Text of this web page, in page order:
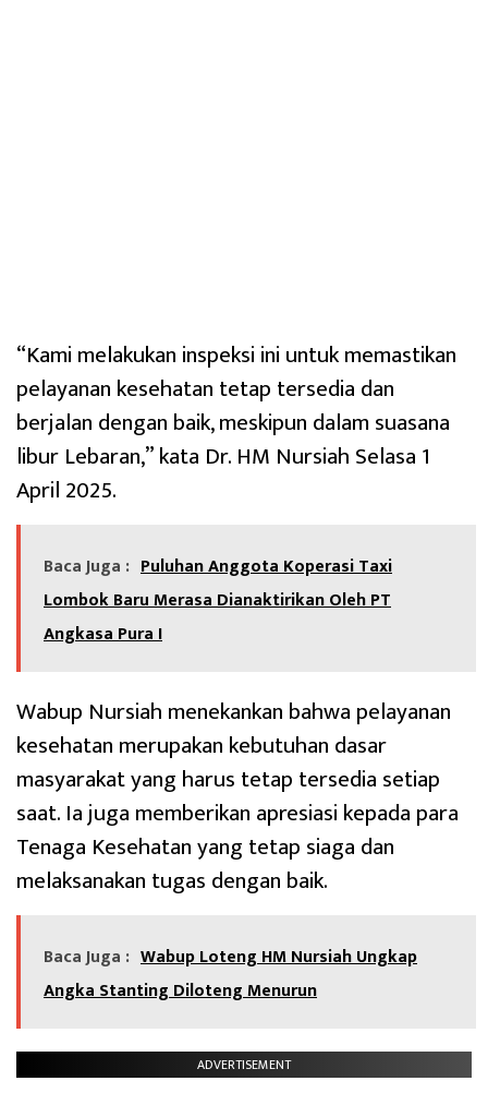
“Kami melakukan inspeksi ini untuk memastikan
pelayanan kesehatan tetap tersedia dan
berjalan dengan baik, meskipun dalam suasana
libur Lebaran,” kata Dr. HM Nursiah Selasa 1
April 2025.
Baca Juga : Puluhan Anggota Koperasi Taxi
Lombok Baru Merasa Dianaktirikan Oleh PT
Angkasa Pura I
Wabup Nursiah menekankan bahwa pelayanan
kesehatan merupakan kebutuhan dasar
masyarakat yang harus tetap tersedia setiap
saat. Ia juga memberikan apresiasi kepada para
Tenaga Kesehatan yang tetap siaga dan
melaksanakan tugas dengan baik.
Baca Juga : Wabup Loteng HM Nursiah Ungkap
Angka Stanting Diloteng Menurun
ADVERTISEMENT